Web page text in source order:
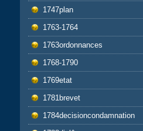
1747plan
1763-1764
1763ordonnances
1768-1790
1769etat
1781brevet
1784decisioncondamnation